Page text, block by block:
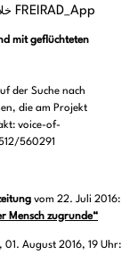
FREIRAD_App
mit geflüchteten
der Suche nach
die am Projekt
voice-of-
560291
vom 22. Juli 2016:
Mensch zugrunde“
, 01. August 2016, 19 Uhr: